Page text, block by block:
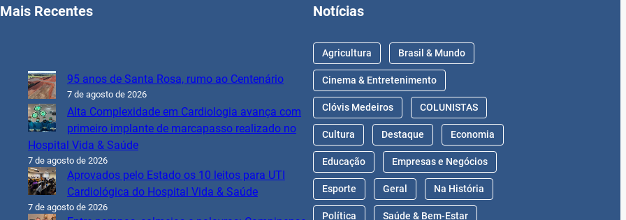
Mais Recentes
95 anos de Santa Rosa, rumo ao Centenário
7 de agosto de 2026
Alta Complexidade em Cardiologia avança com
primeiro implante de marcapasso realizado no
Hospital Vida & Saúde
7 de agosto de 2026
Aprovados pelo Estado os 10 leitos para UTI
Cardiológica do Hospital Vida & Saúde
7 de agosto de 2026
Notícias
Agricultura Brasil & Mundo
Cinema & Entretenimento
Clóvis Medeiros COLUNISTAS
Cultura Destaque Economia
Educação Empresas e Negócios
Esporte Geral Na História
Política Saúde & Bem-Estar